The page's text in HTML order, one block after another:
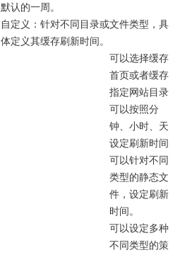
默认的一周。
自定义：针对不同目录或文件类型，具
体定义其缓存刷新时间。
可以选择缓存
首页或者缓存
指定网站目录
可以按照分
钟、小时、天
设定刷新时间
可以针对不同
类型的静态文
件，设定刷新
时间。
可以设定多种
不同类型的策